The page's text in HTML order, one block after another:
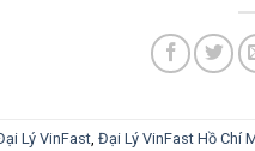
Lý VinFast ,Đại Lý VinFast Hồ Chí